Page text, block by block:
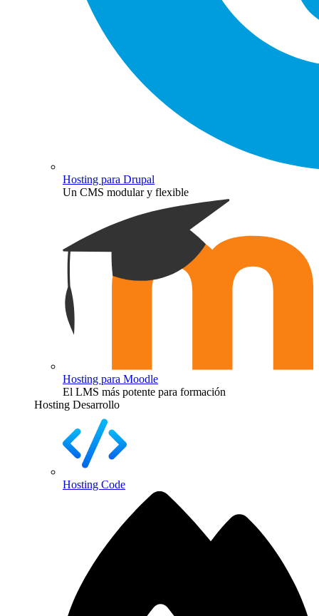
Hosting para Drupal
Un CMS modular y flexible
Hosting para Moodle
El LMS más potente para formación
Hosting Desarrollo
Hosting Code